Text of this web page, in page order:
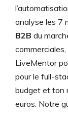
analyse les 7
B2B du
LiveMentor
pour le full-
budget et ton
euros. Notre